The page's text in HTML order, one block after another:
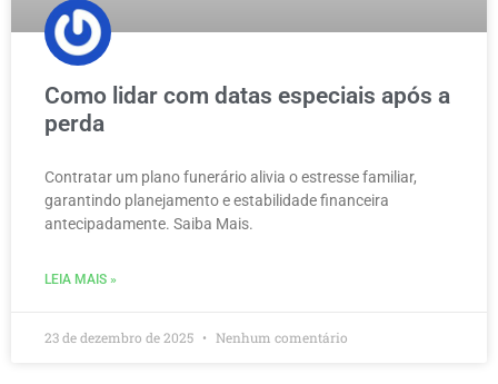
Como lidar com datas especiais após a
perda
Contratar um plano funerário alivia o estresse familiar,
garantindo planejamento e estabilidade financeira
antecipadamente. Saiba Mais.
LEIA MAIS »
23 de dezembro de 2025 Nenhum comentário